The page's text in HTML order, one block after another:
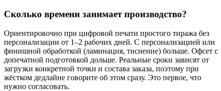
Сколько времени занимает производство?
Ориентировочно при цифровой печати простого тиража без
персонализации от 1–2 рабочих дней. С персонализацией или
финишной обработкой (ламинация, тиснение) больше. Офсет с
допечатной подготовкой дольше. Реальные сроки зависят от
загрузки конкретной точки и состава заказа, поэтому при
жёстком дедлайне говорите об этом сразу. Это первое, что
нужно согласовать.